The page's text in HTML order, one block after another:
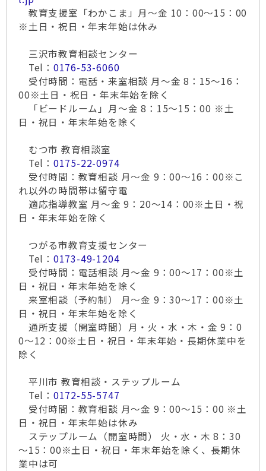
教育支援室「わかこま」月～金 10：00～15：00
※土日・祝日・年末年始は休み
三沢市教育相談センター
Tel： 0176-53-6060
受付時間：電話・来室相談 月～金 8：15～16：
00※土日・祝日・年末年始を除く
「ビードルーム」月～金 8：15～15：00 ※土
日・祝日・年末年始を除く
むつ市 教育相談室
Tel： 0175-22-0974
受付時間：教育相談 月～金 9：00～16：00※こ
れ以外の時間帯は留守電
適応指導教室 月～金 9：20～14：00※土日・祝
日・年末年始を除く
つがる市教育支援センター
Tel： 0173-49-1204
受付時間：電話相談 月～金 9：00～17：00※土
日・祝日・年末年始を除く
来室相談（予約制） 月～金 9：30～17：00※土
日・祝日・年末年始を除く
通所支援（開室時間）月・火・水・木・金 9：0
0～12：00※土日・祝日・年末年始・長期休業中を
除く
平川市 教育相談・ステップルーム
Tel： 0172-55-5747
受付時間：教育相談 月～金 9：00～15：00 ※土
日・祝日・年末年始は休み
ステップルーム（開室時間） 火・水・木 8：30
～15：00※土日・祝日・年末年始を除く、長期休
業中は可